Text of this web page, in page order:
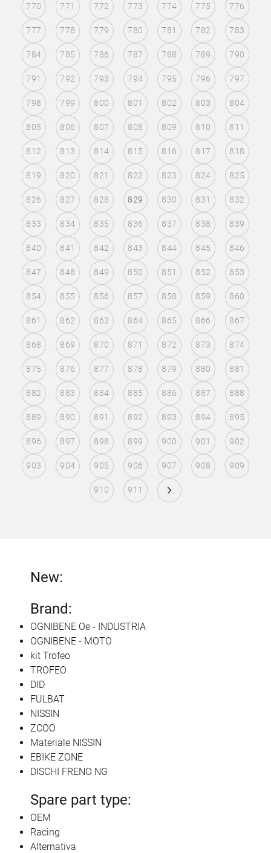
770 771 772 773 774 775 776
777 778 779 780 781 782 783
784 785 786 787 788 789 790
791 792 793 794 795 796 797
798 799 800 801 802 803 804
805 806 807 808 809 810 811
812 813 814 815 816 817 818
819 820 821 822 823 824 825
826 827 828 829 830 831 832
833 834 835 836 837 838 839
840 841 842 843 844 845 846
847 848 849 850 851 852 853
854 855 856 857 858 859 860
861 862 863 864 865 866 867
868 869 870 871 872 873 874
875 876 877 878 879 880 881
882 883 884 885 886 887 888
889 890 891 892 893 894 895
896 897 898 899 900 901 902
903 904 905 906 907 908 909
910 911
New:
Brand:
OGNIBENE Oe - INDUSTRIA
OGNIBENE - MOTO
kit Trofeo
TROFEO
DID
FULBAT
NISSIN
ZCOO
Materiale NISSIN
EBIKE ZONE
DISCHI FRENO NG
Spare part type:
OEM
Racing
Alternativa